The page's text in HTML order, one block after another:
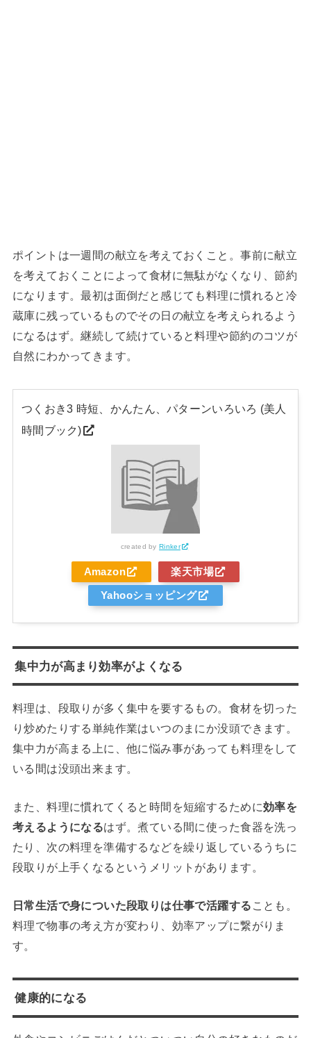
ポイントは一週間の献立を考えておくこと。事前に献立
を考えておくことによって食材に無駄がなくなり、節約
になります。最初は面倒だと感じても料理に慣れると冷
蔵庫に残っているものでその日の献立を考えられるよう
になるはず。継続して続けていると料理や節約のコツが
自然にわかってきます。
つくおき3 時短、かんたん、パターンいろいろ (美人
時間ブック)
created byRinker
Amazon 楽天市場
Yahooショッピング
集中力が高まり効率がよくなる
料理は、段取りが多く集中を要するもの。食材を切った
り炒めたりする単純作業はいつのまにか没頭できます。
集中力が高まる上に、他に悩み事があっても料理をして
いる間は没頭出来ます。
また、料理に慣れてくると時間を短縮するために効率を
考えるようになるはず。煮ている間に使った食器を洗っ
たり、次の料理を準備するなどを繰り返しているうちに
段取りが上手くなるというメリットがあります。
日常生活で身についた段取りは仕事で活躍する ことも。
料理で物事の考え方が変わり、効率アップに繋がりま
す。
健康的になる